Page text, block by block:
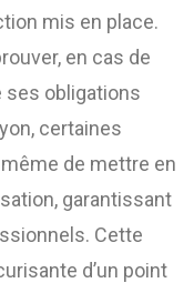
mis en place.
en cas de
ses obligations
certaines
de mettre en
garantissant
Cette
d’un point